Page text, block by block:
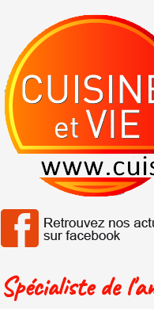
Spécialiste de